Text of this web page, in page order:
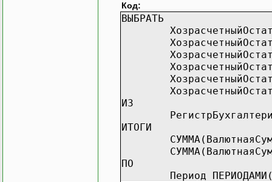
Код:
ВЫБРАТЬ
ИЗ
ИТОГИ
ПО
Период